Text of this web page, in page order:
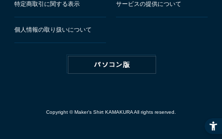
特定商取引に関する表示 サービスの提供について
個人情報の取り扱いについて
Copyright © Maker's Shirt KAMAKURA All rights reserved.